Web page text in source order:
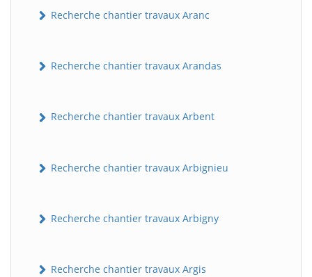
Recherche chantier travaux Aranc
Recherche chantier travaux Arandas
Recherche chantier travaux Arbent
Recherche chantier travaux Arbignieu
Recherche chantier travaux Arbigny
Recherche chantier travaux Argis